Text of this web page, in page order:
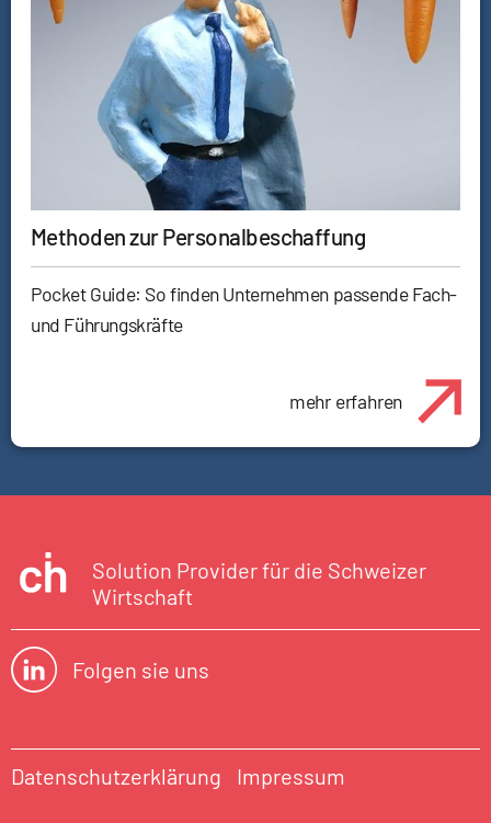
Methoden zur Personalbeschaffung
Pocket Guide: So finden Unternehmen passende Fach-
und Führungskräfte
mehr erfahren
Solution Provider für die Schweizer
Wirtschaft
Folgen sie uns
Datenschutzerklärung Impressum